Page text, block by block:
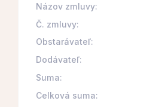
Názov zmluvy:
Č. zmluvy:
Obstarávateľ:
Dodávateľ:
Suma:
Celková suma: